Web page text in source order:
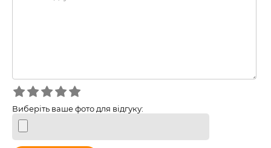
Виберіть ваше фото для відгуку: